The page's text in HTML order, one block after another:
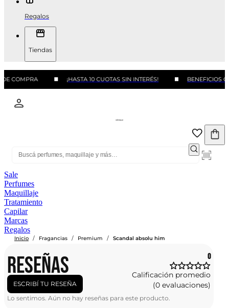
Regalos
Tiendas
COMPRA ¡HASTA 10 CUOTAS SIN INTERÉS! BENEFICIOS
Sale
Perfumes
Maquillaje
Tratamiento
Capilar
Marcas
Regalos
Inicio / Fragancias / Premium / Scandal absolu him
RESEÑAS
ESCRIBÍ TU RESEÑA
0
Calificación promedio
(0 evaluaciones)
Lo sentimos. Aún no hay reseñas para este producto.